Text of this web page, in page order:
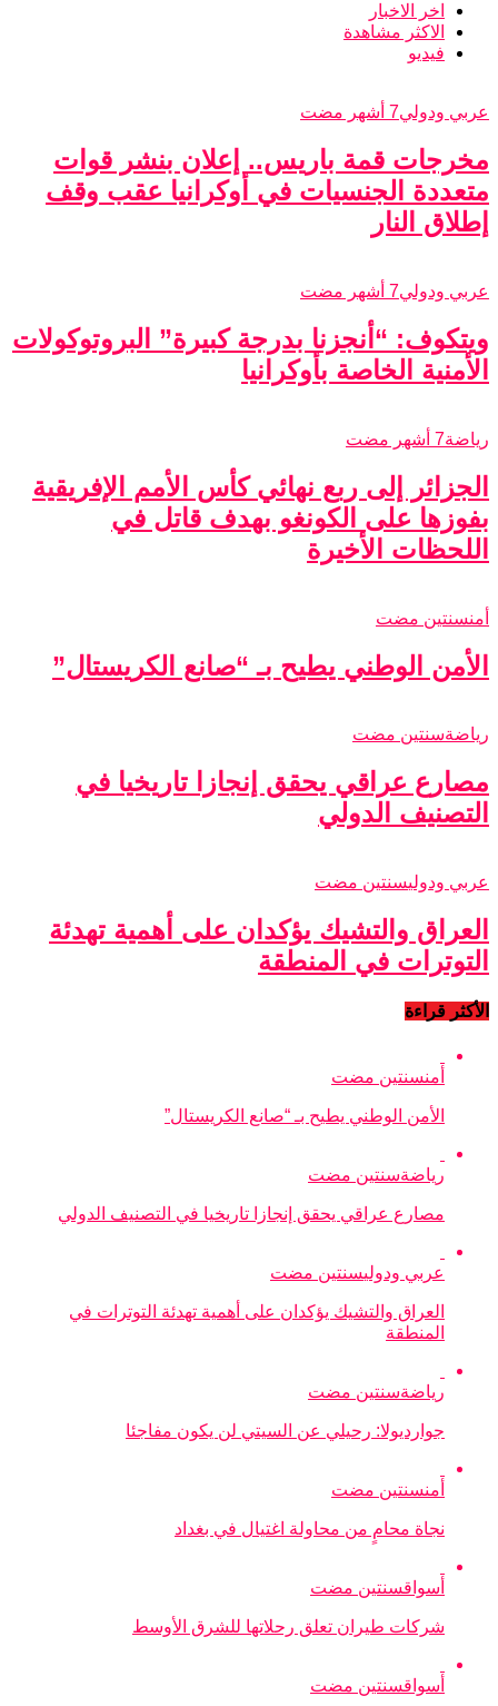
اخر الاخبار
الاكثر مشاهدة
فيديو
عربي ودولي7 أشهر مضت
مخرجات قمة باريس.. إعلان بنشر قوات
متعددة الجنسيات في أوكرانيا عقب وقف
إطلاق النار
عربي ودولي7 أشهر مضت
ويتكوف: “أنجزنا بدرجة كبيرة” البروتوكولات
الأمنية الخاصة بأوكرانيا
رياضة7 أشهر مضت
الجزائر إلى ربع نهائي كأس الأمم الإفريقية
بفوزها على الكونغو بهدف قاتل في
اللحظات الأخيرة
أمنسنتين مضت
الأمن الوطني يطيح بـ “صانع الكريستال”
رياضةسنتين مضت
مصارع عراقي يحقق إنجازا تاريخيا في
التصنيف الدولي
عربي ودوليسنتين مضت
العراق والتشيك يؤكدان على أهمية تهدئة
التوترات في المنطقة
الأكثر قراءة
أمنسنتين مضت
الأمن الوطني يطيح بـ “صانع الكريستال”
رياضةسنتين مضت
مصارع عراقي يحقق إنجازا تاريخيا في التصنيف الدولي
عربي ودوليسنتين مضت
العراق والتشيك يؤكدان على أهمية تهدئة التوترات في
المنطقة
رياضةسنتين مضت
جوارديولا: رحيلي عن السيتي لن يكون مفاجئا
أمنسنتين مضت
نجاة محامٍ من محاولة اغتيال في بغداد
أسواقسنتين مضت
شركات طيران تعلق رحلاتها للشرق الأوسط
أسواقسنتين مضت